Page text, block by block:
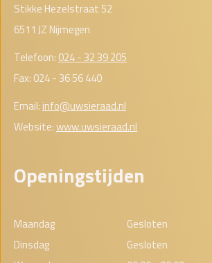
Stikke Hezelstraat 52
6511 JZ Nijmegen
Telefoon: 024 - 32 39 205
Fax: 024 - 36 56 440
Email: info@uwsieraad.nl
Website:www.uwsieraad.nl
Openingstijden
Maandag
Gesloten
Dinsdag
Gesloten